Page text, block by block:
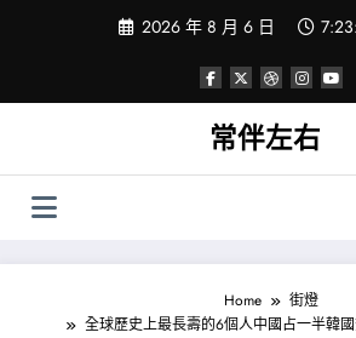
2026 年 8 月 6 日
常伴左右
Home
街燈
全球歷史上最長壽的6個人中國占一半韓